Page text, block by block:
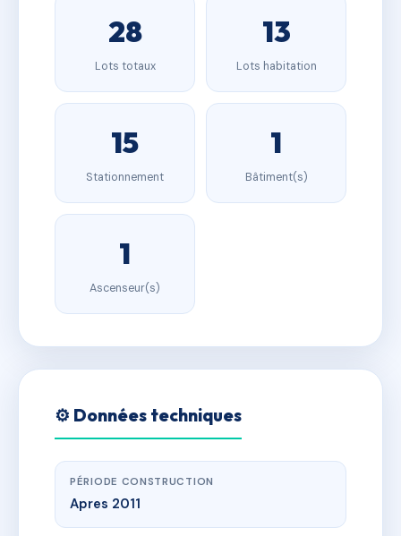
28
Lots totaux
13
Lots habitation
15
Stationnement
1
Bâtiment(s)
1
Ascenseur(s)
⚙️ Données techniques
PÉRIODE CONSTRUCTION
Apres 2011